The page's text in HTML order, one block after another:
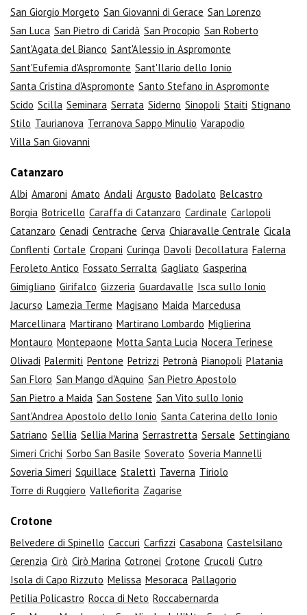
San Giorgio Morgeto San Giovanni di Gerace San Lorenzo
San Luca San Pietro di Caridà San Procopio San Roberto
Sant'Agata del Bianco Sant'Alessio in Aspromonte
Sant'Eufemia d'Aspromonte Sant'Ilario dello Ionio
Santa Cristina d'Aspromonte Santo Stefano in Aspromonte
Scido Scilla Seminara Serrata Siderno Sinopoli Staiti Stignano
Stilo Taurianova Terranova Sappo Minulio Varapodio
Villa San Giovanni
Catanzaro
Albi Amaroni Amato Andali Argusto Badolato Belcastro
Borgia Botricello Caraffa di Catanzaro Cardinale Carlopoli
Catanzaro Cenadi Centrache Cerva Chiaravalle Centrale Cicala
Conflenti Cortale Cropani Curinga Davoli Decollatura Falerna
Feroleto Antico Fossato Serralta Gagliato Gasperina
Gimigliano Girifalco Gizzeria Guardavalle Isca sullo Ionio
Jacurso Lamezia Terme Magisano Maida Marcedusa
Marcellinara Martirano Martirano Lombardo Miglierina
Montauro Montepaone Motta Santa Lucia Nocera Terinese
Olivadi Palermiti Pentone Petrizzi Petronà Pianopoli Platania
San Floro San Mango d'Aquino San Pietro Apostolo
San Pietro a Maida San Sostene San Vito sullo Ionio
Sant'Andrea Apostolo dello Ionio Santa Caterina dello Ionio
Satriano Sellia Sellia Marina Serrastretta Sersale Settingiano
Simeri Crichi Sorbo San Basile Soverato Soveria Mannelli
Soveria Simeri Squillace Stalettì Taverna Tiriolo
Torre di Ruggiero Vallefiorita Zagarise
Crotone
Belvedere di Spinello Caccuri Carfizzi Casabona Castelsilano
Cerenzia Cirò Cirò Marina Cotronei Crotone Crucoli Cutro
Isola di Capo Rizzuto Melissa Mesoraca Pallagorio
Petilia Policastro Rocca di Neto Roccabernarda